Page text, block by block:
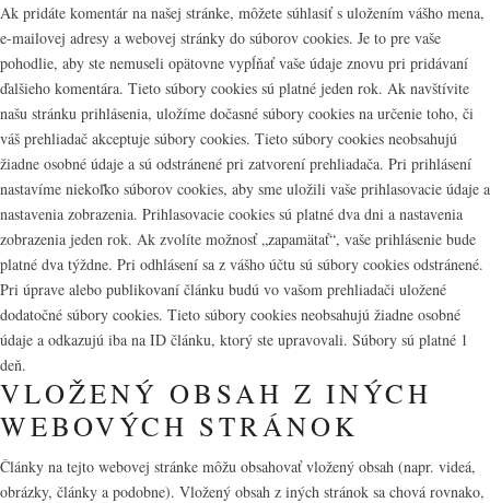
Ak pridáte komentár na našej stránke, môžete súhlasiť s uložením vášho mena,
e-mailovej adresy a webovej stránky do súborov cookies. Je to pre vaše
pohodlie, aby ste nemuseli opätovne vypĺňať vaše údaje znovu pri pridávaní
ďalšieho komentára. Tieto súbory cookies sú platné jeden rok. Ak navštívite
našu stránku prihlásenia, uložíme dočasné súbory cookies na určenie toho, či
váš prehliadač akceptuje súbory cookies. Tieto súbory cookies neobsahujú
žiadne osobné údaje a sú odstránené pri zatvorení prehliadača. Pri prihlásení
nastavíme niekoľko súborov cookies, aby sme uložili vaše prihlasovacie údaje a
nastavenia zobrazenia. Prihlasovacie cookies sú platné dva dni a nastavenia
zobrazenia jeden rok. Ak zvolíte možnosť „zapamätať“, vaše prihlásenie bude
platné dva týždne. Pri odhlásení sa z vášho účtu sú súbory cookies odstránené.
Pri úprave alebo publikovaní článku budú vo vašom prehliadači uložené
dodatočné súbory cookies. Tieto súbory cookies neobsahujú žiadne osobné
údaje a odkazujú iba na ID článku, ktorý ste upravovali. Súbory sú platné 1
deň.
VLOŽENÝ OBSAH Z INÝCH
WEBOVÝCH STRÁNOK
Články na tejto webovej stránke môžu obsahovať vložený obsah (napr. videá,
obrázky, články a podobne). Vložený obsah z iných stránok sa chová rovnako,